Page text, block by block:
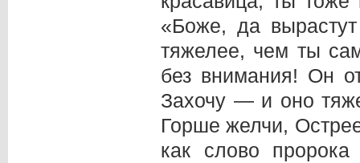
«Боже, да
тяжелее, чем ты
без внимания! Он
Захочу — и оно
Горше желчи,
как слово